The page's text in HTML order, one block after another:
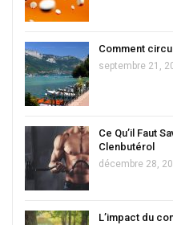
Comment
septembre 21,
Ce Qu’il Faut
Clenbutérol
décembre 28,
L’impact du